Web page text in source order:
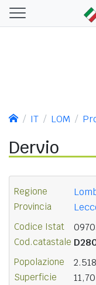
IT LOM
Dervio
Regione
Provincia
Codice Istat
Cod.catastale
Popolazione 2.518
Superficie 11,70